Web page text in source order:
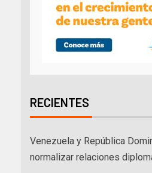
RECIENTES
Venezuela y República
normalizar relaciones